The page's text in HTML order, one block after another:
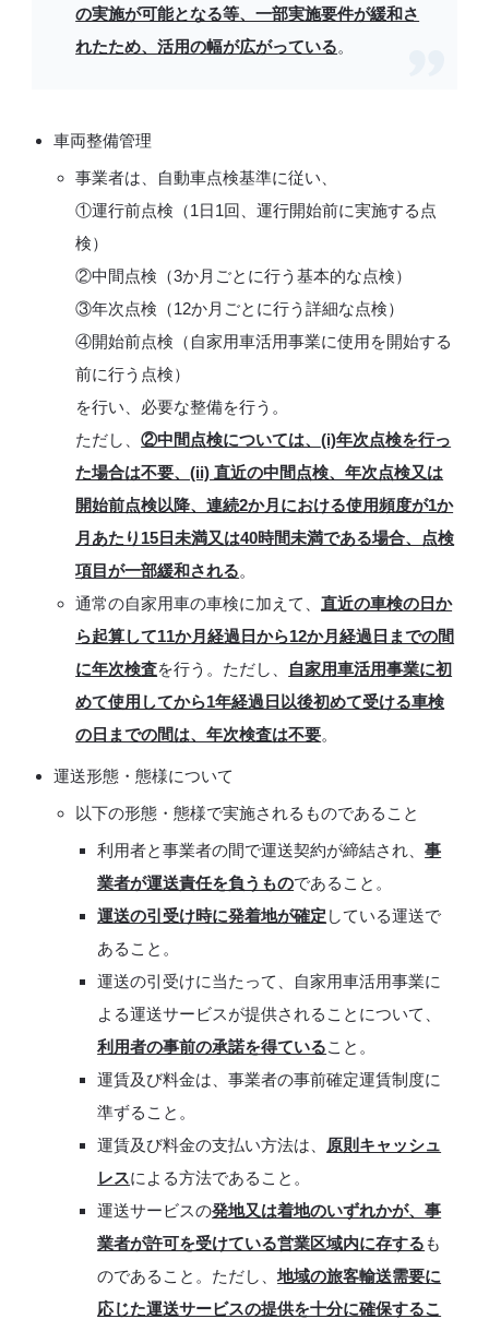
の実施が可能となる等、一部実施要件が緩和さ
れたため、活用の幅が広がっている。
車両整備管理
事業者は、自動車点検基準に従い、
①運行前点検（1日1回、運行開始前に実施する点
検）
②中間点検（3か月ごとに行う基本的な点検）
③年次点検（12か月ごとに行う詳細な点検）
④開始前点検（自家用車活用事業に使用を開始する
前に行う点検）
を行い、必要な整備を行う。
ただし、②中間点検については、(i)年次点検を行っ
た場合は不要、(ii) 直近の中間点検、年次点検又は
開始前点検以降、連続2か月における使用頻度が1か
月あたり15日未満又は40時間未満である場合、点検
項目が一部緩和される。
通常の自家用車の車検に加えて、直近の車検の日か
ら起算して11か月経過日から12か月経過日までの間
に年次検査を行う。ただし、
自家用車活用事業に初
めて使用してから1年経過日以後初めて受ける車検
の日までの間は、年次検査は不要。
運送形態・態様について
以下の形態・態様で実施されるものであること
利用者と事業者の間で運送契約が締結され、事
業者が運送責任を負うものであること。
運送の引受け時に発着地が確定 している運送で
あること。
運送の引受けに当たって、自家用車活用事業に
よる運送サービスが提供されることについて、
利用者の事前の承諾を得ていること。
運賃及び料金は、事業者の事前確定運賃制度に
準ずること。
運賃及び料金の支払い方法は、
原則キャッシュ
レスによる方法であること。
運送サービスの発地又は着地のいずれかが、事
業者が許可を受けている営業区域内に存する も
のであること。ただし、地域の旅客輸送需要に
応じた運送サービスの提供を十分に確保するこ